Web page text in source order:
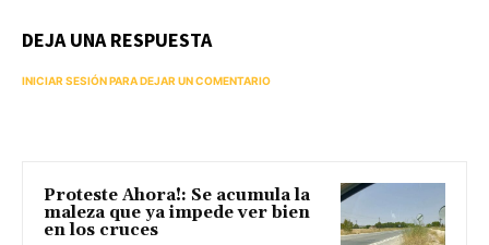
DEJA UNA RESPUESTA
INICIAR SESIÓN PARA DEJAR UN COMENTARIO
Proteste Ahora!: Se acumula la
maleza que ya impede ver bien
en los cruces